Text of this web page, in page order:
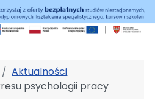
Aktualności
psychologii pracy